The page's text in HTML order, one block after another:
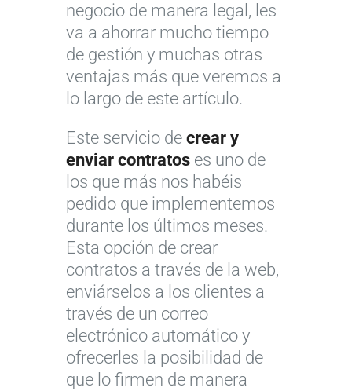
negocio de manera legal, les
va a ahorrar mucho tiempo
de gestión y muchas otras
ventajas más que veremos a
lo largo de este artículo.
Este servicio de crear y
enviar contratos es uno de
los que más nos habéis
pedido que implementemos
durante los últimos meses.
Esta opción de crear
contratos a través de la web,
enviárselos a los clientes a
través de un correo
electrónico automático y
ofrecerles la posibilidad de
que lo firmen de manera